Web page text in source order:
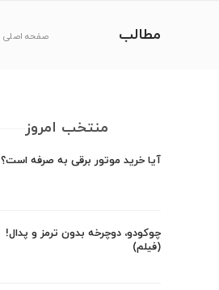
مطالب صفحه اصلی
منتخب امروز
آیا خرید موتور برقی به صرفه است؟
چوکودو، دوچرخه بدون ترمز و پدال!
(فیلم)